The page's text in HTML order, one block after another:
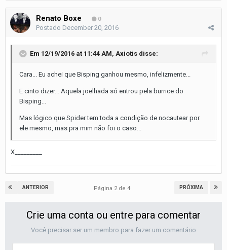
Renato Boxe 0
Postado December 20, 2016
Em 12/19/2016 at 11:44 AM, Axiotis disse:
Cara... Eu achei que Bisping ganhou mesmo, infelizmente...
E cinto dizer... Aquela joelhada só entrou pela burrice do
Bisping...
Mas lógico que Spider tem toda a condição de nocautear por
ele mesmo, mas pra mim não foi o caso...
X_________
ANTERIOR PRÓXIMA
Página 2 de 4
Crie uma conta ou entre para comentar
Você precisar ser um membro para fazer um comentário